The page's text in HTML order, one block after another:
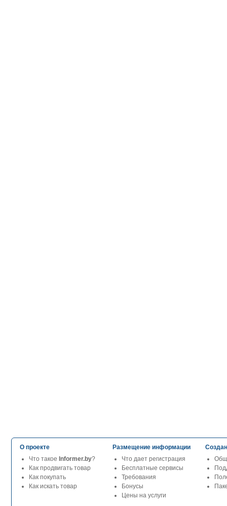
О проекте
Что такое Informer.by?
Как продвигать товар
Как покупать
Как искать товар
Размещение информации
Что дает регистрация
Бесплатные сервисы
Требования
Бонусы
Цены на услуги